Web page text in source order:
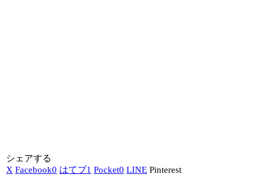
シェアする
X Facebook0 はてブ1 Pocket0 LINE Pinterest